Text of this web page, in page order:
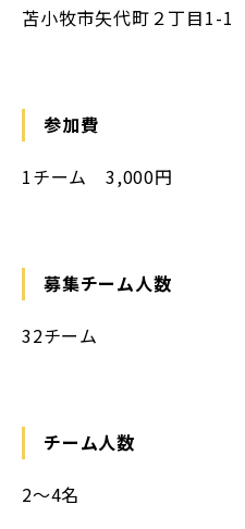
苫小牧市矢代町２丁目1-1
参加費
1チーム 3,000円
募集チーム人数
32チーム
チーム人数
2〜4名